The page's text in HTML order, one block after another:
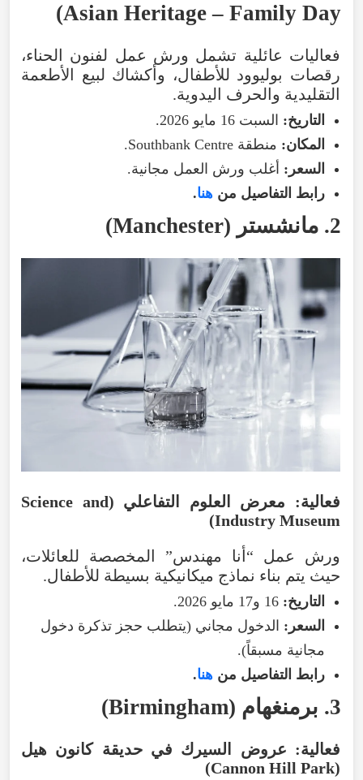
Asian Heritage – Family Day
)
فعاليات عائلية تشمل ورش عمل لفنون الحناء،
رقصات بوليوود للأطفال، وأكشاك لبيع
الأطعمة
التقليدية والحرف اليدوية.
التاريخ: السبت مايو 2026
.
المكان: منطقة Southbank Centre
.
السعر : أغلب ورش العمل مجانية.
رابط التفاصيل من هنا.
2
. مانشستر (
Manchester
)
فعالية: معرض العلوم التفاعلي (
Science and
Industry Museum
)
ورش
عمل “ أنا مهندس” المخصصة للعائلات،
حيث يتم بناء نماذج ميكانيكية بسيطة للأطفال.
التاريخ: و17 مايو 2026
.
السعر : الدخول مجاني (يتطلب حجز تذكرة دخول
مجانية مسبقاً).
رابط التفاصيل من هنا.
3
. برمنغهام (
Birmingham
)
فعالية: عروض السيرك في حديقة كانون هيل
(
Cannon Hill Park
)